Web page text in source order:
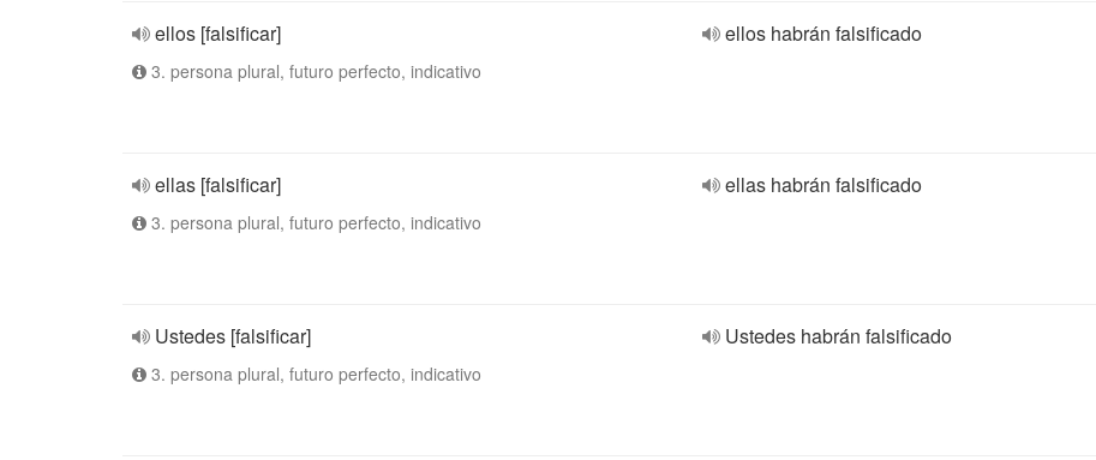
ellos [falsificar]
3. persona plural, futuro perfecto, indicativo
ellos habrán falsificado
ellas [falsificar]
3. persona plural, futuro perfecto, indicativo
ellas habrán falsificado
Ustedes [falsificar]
3. persona plural, futuro perfecto, indicativo
Ustedes habrán falsificado